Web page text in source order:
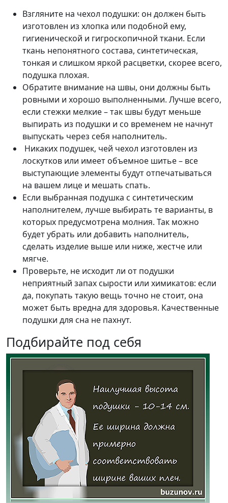
Взгляните на чехол подушки: он должен быть
изготовлен из хлопка или подобной ему,
гигиенической и гигроскопичной ткани. Если
ткань непонятного состава, синтетическая,
тонкая и слишком яркой расцветки, скорее всего,
подушка плохая.
Обратите внимание на швы, они должны быть
ровными и хорошо выполненными. Лучше всего,
если стежки мелкие – так швы будут меньше
выпирать из подушки и со временем не начнут
выпускать через себя наполнитель.
Никаких подушек, чей чехол изготовлен из
лоскутков или имеет объемное шитье – все
выступающие элементы будут отпечатываться
на вашем лице и мешать спать.
Если выбранная подушка с синтетическим
наполнителем, лучше выбирать те варианты, в
которых предусмотрена молния. Так можно
будет убрать или добавить наполнитель,
сделать изделие выше или ниже, жестче или
мягче.
Проверьте, не исходит ли от подушки
неприятный запах сырости или химикатов: если
да, покупать такую вещь точно не стоит, она
может быть вредна для здоровья. Качественные
подушки для сна не пахнут.
Подбирайте под себя